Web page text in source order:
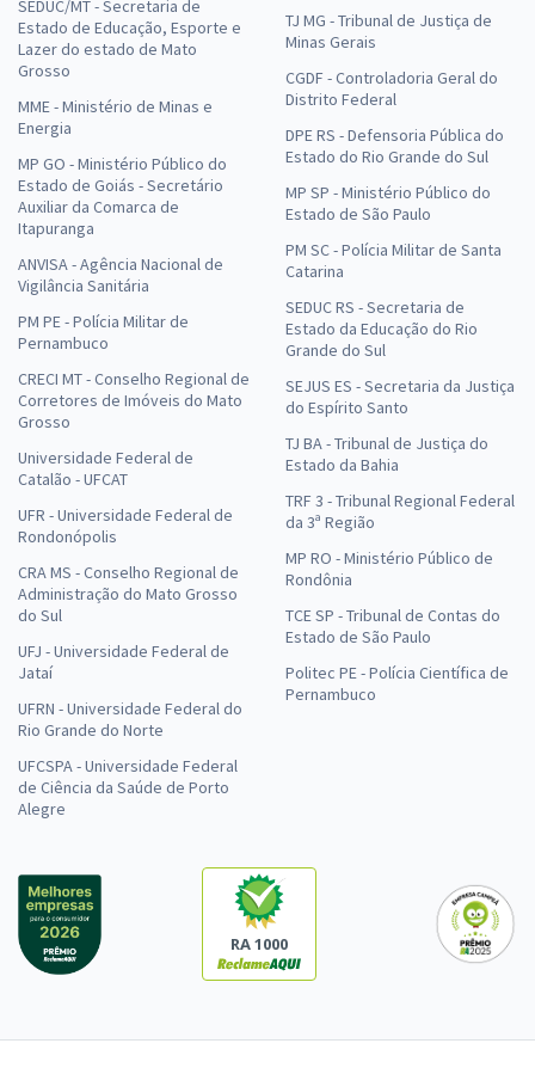
SEDUC/MT - Secretaria de
Estado de Educação, Esporte e
Lazer do estado de Mato
Grosso
MME - Ministério de Minas e
Energia
MP GO - Ministério Público do
Estado de Goiás - Secretário
Auxiliar da Comarca de
Itapuranga
ANVISA - Agência Nacional de
Vigilância Sanitária
PM PE - Polícia Militar de
Pernambuco
CRECI MT - Conselho Regional de
Corretores de Imóveis do Mato
Grosso
Universidade Federal de
Catalão - UFCAT
UFR - Universidade Federal de
Rondonópolis
CRA MS - Conselho Regional de
Administração do Mato Grosso
do Sul
UFJ - Universidade Federal de
Jataí
UFRN - Universidade Federal do
Rio Grande do Norte
UFCSPA - Universidade Federal
de Ciência da Saúde de Porto
Alegre
TJ MG - Tribunal de Justiça de
Minas Gerais
CGDF - Controladoria Geral do
Distrito Federal
DPE RS - Defensoria Pública do
Estado do Rio Grande do Sul
MP SP - Ministério Público do
Estado de São Paulo
PM SC - Polícia Militar de Santa
Catarina
SEDUC RS - Secretaria de
Estado da Educação do Rio
Grande do Sul
SEJUS ES - Secretaria da Justiça
do Espírito Santo
TJ BA - Tribunal de Justiça do
Estado da Bahia
TRF 3 - Tribunal Regional Federal
da 3ª Região
MP RO - Ministério Público de
Rondônia
TCE SP - Tribunal de Contas do
Estado de São Paulo
Politec PE - Polícia Científica de
Pernambuco
RA 1000